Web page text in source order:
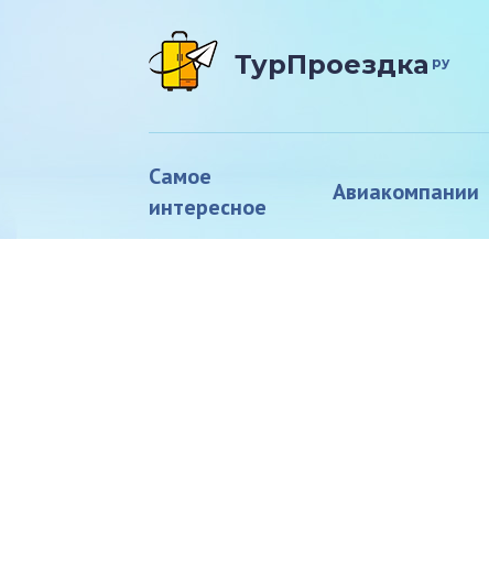
ТурПроездка ру
Самое
интересное
Авиакомпании